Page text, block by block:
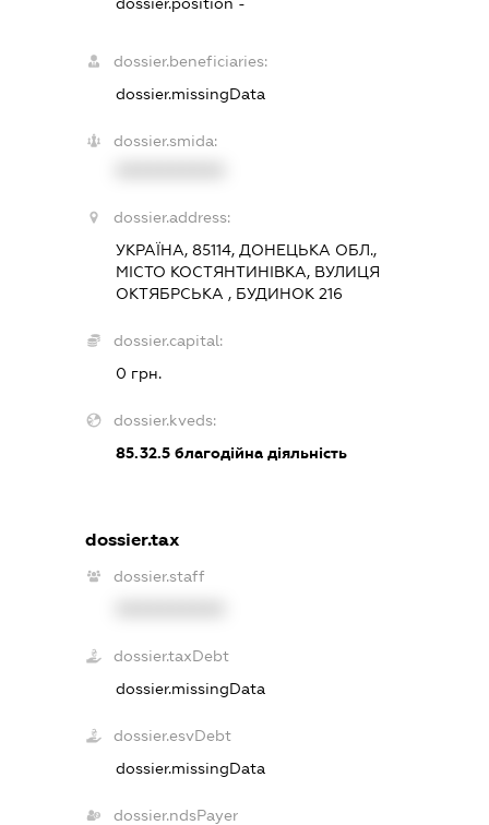
dossier.beneficiaries:
dossier.missingData
dossier.smida:
dossier.address:
УКРАЇНА, 85114, ДОНЕЦЬКА ОБЛ.,
МІСТО КОСТЯНТИНІВКА, ВУЛИЦЯ
ОКТЯБРСЬКА , БУДИНОК 216
dossier.capital:
0 грн.
dossier.kveds:
85.32.5благодійна діяльність
dossier.tax
dossier.staff
dossier.taxDebt
dossier.missingData
dossier.esvDebt
dossier.missingData
dossier.ndsPayer